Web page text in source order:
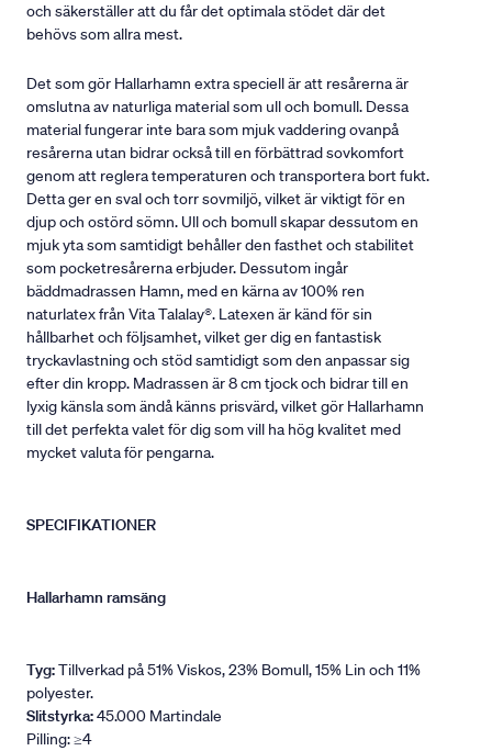
och säkerställer att du får det optimala stödet där det
behövs som allra mest.
Det som gör Hallarhamn extra speciell är att resårerna är
omslutna av naturliga material som ull och bomull. Dessa
material fungerar inte bara som mjuk vaddering ovanpå
resårerna utan bidrar också till en förbättrad sovkomfort
genom att reglera temperaturen och transportera bort fukt.
Detta ger en sval och torr sovmiljö, vilket är viktigt för en
djup och ostörd sömn. Ull och bomull skapar dessutom en
mjuk yta som samtidigt behåller den fasthet och stabilitet
som pocketresårerna erbjuder. Dessutom ingår
bäddmadrassen Hamn, med en kärna av 100% ren
naturlatex från Vita Talalay®. Latexen är känd för sin
hållbarhet och följsamhet, vilket ger dig en fantastisk
tryckavlastning och stöd samtidigt som den anpassar sig
efter din kropp. Madrassen är 8 cm tjock och bidrar till en
lyxig känsla som ändå känns prisvärd, vilket gör Hallarhamn
till det perfekta valet för dig som vill ha hög kvalitet med
mycket valuta för pengarna.
SPECIFIKATIONER
Hallarhamn ramsäng
Tyg:Tillverkad på 51% Viskos, 23% Bomull, 15% Lin och 11%
polyester.
Slitstyrka:45.000 Martindale
Pilling: ≥4